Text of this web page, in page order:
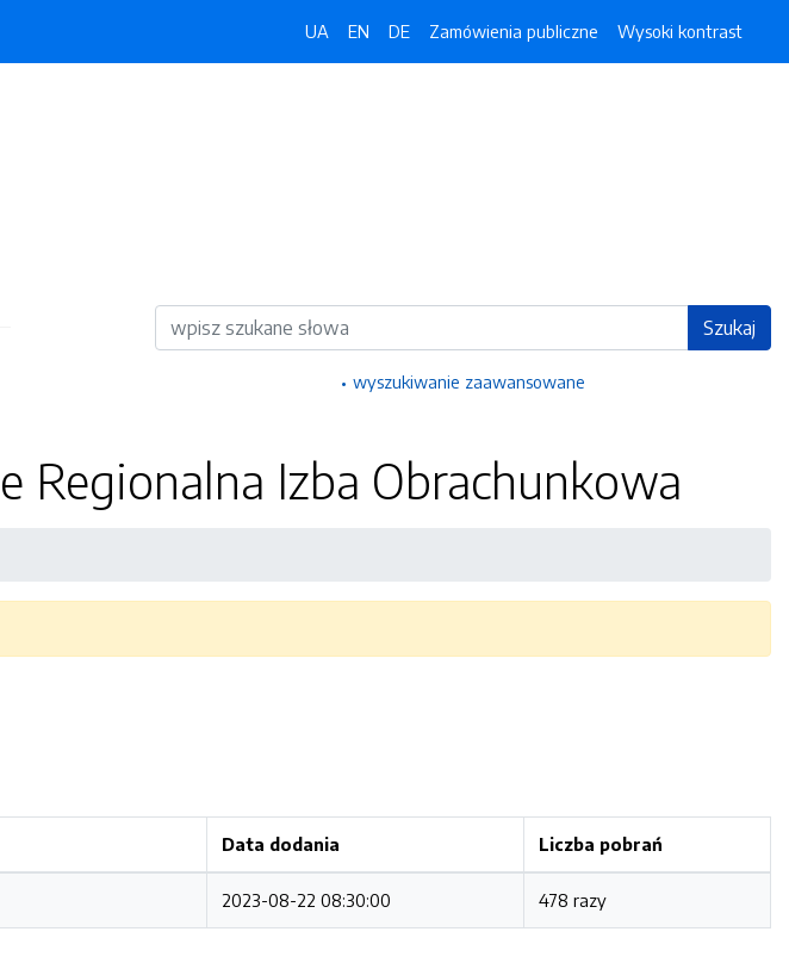
UA EN DE Zamówienia publiczne Wysoki kontrast
Wyszukiwarka Szukaj
wyszukiwanie zaawansowane
Izba Obrachunkowa
Data dodania Liczba pobrań
2023-08-22 08:30:00 478 razy